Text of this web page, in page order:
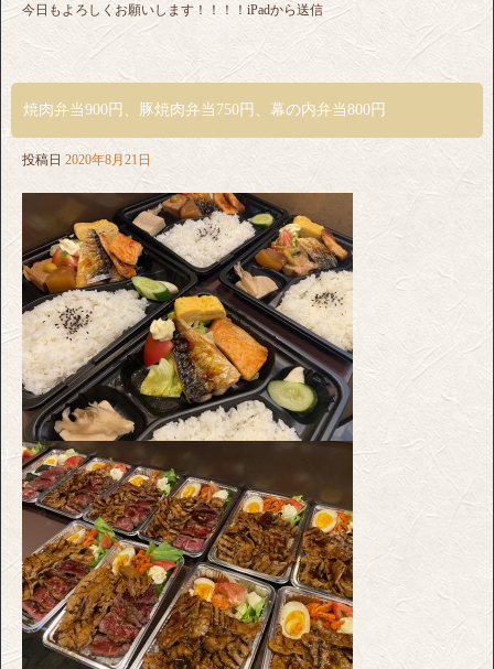
今日もよろしくお願いします！！！！iPadから送信
焼肉弁当900円、豚焼肉弁当750円、幕の内弁当800円
投稿日 2020年8月21日